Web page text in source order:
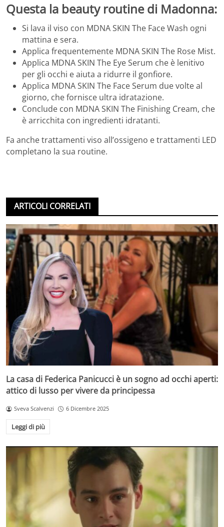
Questa la beauty routine di Madonna:
Si lava il viso con MDNA SKIN The Face Wash ogni
mattina e sera.
Applica frequentemente MDNA SKIN The Rose Mist.
Applica MDNA SKIN The Eye Serum che è lenitivo
per gli occhi e aiuta a ridurre il gonfiore.
Applica MDNA SKIN The Face Serum due volte al
giorno, che fornisce ultra idratazione.
Conclude con MDNA SKIN The Finishing Cream, che
è arricchita con ingredienti idratanti.
Fa anche trattamenti viso all’ossigeno e trattamenti LED
completano la sua routine.
ARTICOLI CORRELATI
La casa di Federica Panicucci è un sogno ad occhi aperti:
attico di lusso per vivere da principessa
Sveva Scalvenzi 6 Dicembre 2025
Leggi di più